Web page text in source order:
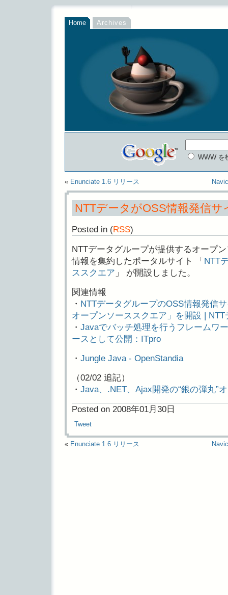
Home Archives
WWW を
« Enunciate 1.6 リリース
NTTデータがOSS情報発信サ
Posted in (RSS)
NTTデータグループが提供するオープ
情報を集約したポータルサイト 「 NTT
ススクエア 」 が開設しました。
関連情報
・ NTTデータグループのOSS情報発信
オープンソーススクエア」を開設 | NTT
・ Javaでバッチ処理を行うフレームワ
ースとして公開：ITpro
・ Jungle Java - OpenStandia
（02/02 追記）
・ Java、.NET、Ajax開発の“銀の弾丸”
Posted on 2008年01月30日
Tweet
« Enunciate 1.6 リリース